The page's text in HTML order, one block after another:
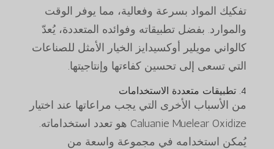
تفكيك المواد بسرعة وفعالية، مما يوفر الوقت
والموارد. بفضل تطبيقاته وفوائده المتعددة، يُعدّ
كالواني مويلير أوكسيدايز الخيار الأمثل للصناعات
التي تسعى إلى تحسين كفاءتها وإنتاجيتها.
4. تطبيقات متعددة الاستخدامات
من الأسباب الأخرى التي يجب مراعاتها عند اختيار
Caluanie Muelear Oxidize هو تعدد استخداماته.
يُمكن استخدامه في مجموعة واسعة من